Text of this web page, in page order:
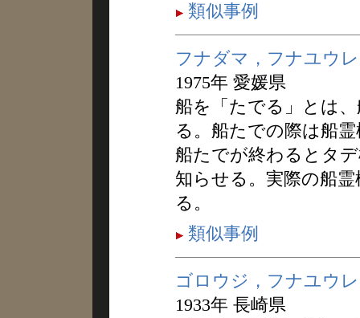
類似事例
フナダマ，フナユウ
1975年 愛媛県
船を「たでる」とは
る。船たでの際は船
船たでが終わるとタ
知らせる。実際の船
る。
類似事例
ゴロウジ，フナユウ
1933年 長崎県